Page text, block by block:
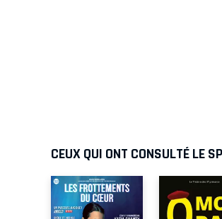
CEUX QUI ONT CONSULTÉ LE